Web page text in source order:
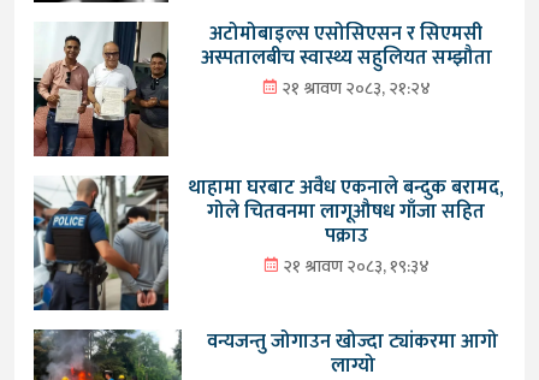
अटोमोबाइल्स एसोसिएसन र सिएमसी
अस्पतालबीच स्वास्थ्य सहुलियत सम्झौता
२१ श्रावण २०८३, २१:२४
थाहामा घरबाट अवैध एकनाले बन्दुक बरामद,
गोले चितवनमा लागूऔषध गाँजा सहित
पक्राउ
२१ श्रावण २०८३, १९:३४
वन्यजन्तु जोगाउन खोज्दा ट्यांकरमा आगो
लाग्यो